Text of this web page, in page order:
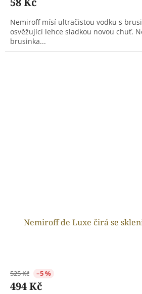
Nemiroff mísí ultračistou vodku s
osvěžující lehce sladkou novou chuť.
brusinka...
Nemiroff de Luxe čirá se
525 Kč –5 %
494 Kč